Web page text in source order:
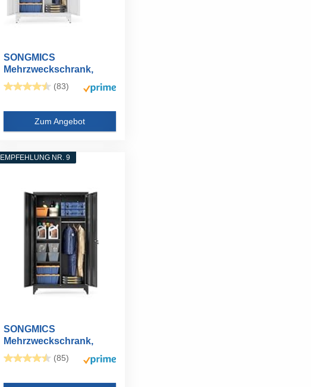
SONGMICS
Mehrzweckschrank,
Garderobenschrank...
(83)
Zum Angebot
EMPFEHLUNG NR. 9
SONGMICS
Mehrzweckschrank,
Garderobenschrank...
(85)